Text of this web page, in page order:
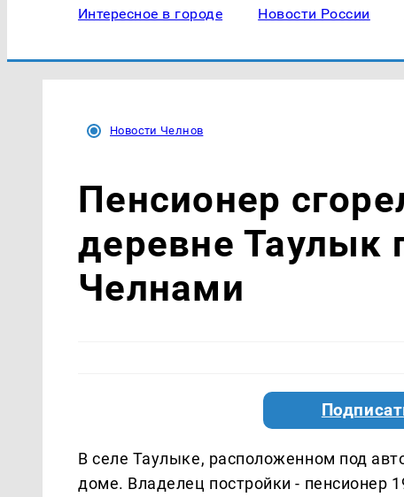
Интересное в городе Новости России
Новости Челнов
Пенсионер
деревне
Челнами
В селе Таулыке, расположенном под
доме. Владелец постройки - пенсионер